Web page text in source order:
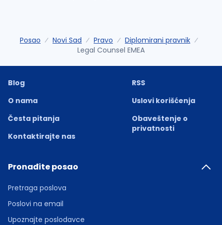
Posao Novi Sad Pravo
Diplomirani pravnik
Legal Counsel EMEA
Blog
O nama
Česta pitanja
Kontaktirajte nas
RSS
Uslovi korišćenja
Obaveštenje o
privatnosti
Pronađite posao
Pretraga poslova
Poslovi na email
Upoznajte poslodavce